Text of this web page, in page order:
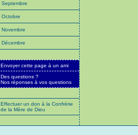
Septembre
Octobre
Novembre
Décembre
Envoyer cette page à un ami
Des questions ?
Nos réponses à vos questions
Effectuer un don à la Confrérie
de la Mère de Dieu